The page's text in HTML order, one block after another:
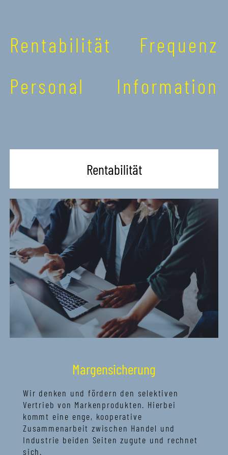
Rentabilität
Frequenz
Personal
Information
Rentabilität
Margensicherung
Wir denken und fördern den selektiven
Vertrieb von Markenprodukten. Hierbei
kommt eine enge, kooperative
Zusammenarbeit zwischen Handel und
Industrie beiden Seiten zugute und rechnet
sich.